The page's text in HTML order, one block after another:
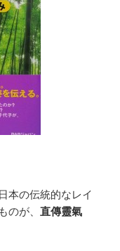
本の伝統的なレイ
のが、直傳靈氣